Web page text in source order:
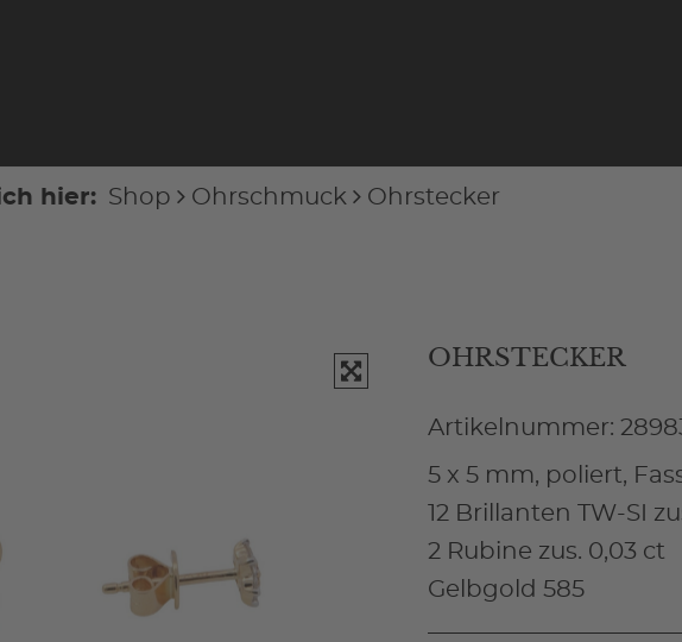
hier: Shop Ohrschmuck Ohrstecker
OHRSTECKER
Artikelnummer:
5 x 5 mm, poliert,
12 Brillanten TW-SI
2 Rubine zus. 0,03 ct
Gelbgold 585